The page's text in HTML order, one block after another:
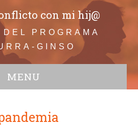
con mi hij@
PROGRAMA
GINSO
MENU